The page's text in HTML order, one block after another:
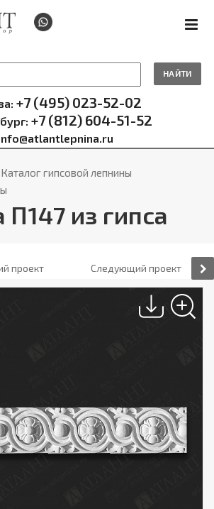
НАЙТИ
+7 (495) 023-52-02
+7 (812) 604-51-52
Каталог гипсовой лепнины
П147 из гипса
проект Следующий проект